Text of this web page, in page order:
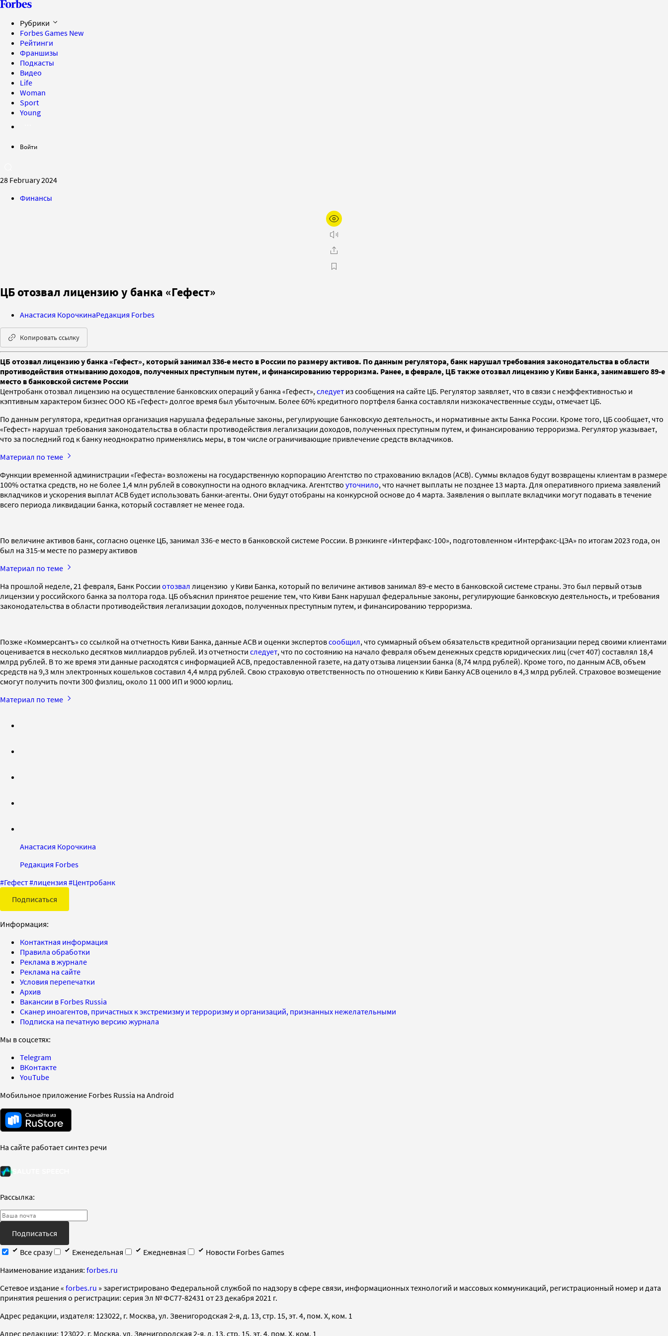
Рубрики
Forbes Games New
Рейтинги
Франшизы
Подкасты
Видео
Life
Woman
Sport
Young
Войти
28 February 2024
Финансы
ЦБ отозвал лицензию у банка «Гефест»
Анастасия КорочкинаРедакция Forbes
Копировать ссылку
ЦБ отозвал лицензию у банка «Гефест», который занимал 336-е место в России по размеру активов. По данным регулятора, банк нарушал требования законодательства в области
противодействия отмыванию доходов, полученных преступным путем, и финансированию терроризма. Ранее, в феврале, ЦБ также отозвал лицензию у Киви Банка, занимавшего 89-е
место в банковской системе России
Центробанк отозвал лицензию на осуществление банковских операций у банка «Гефест», следует из сообщения на сайте ЦБ. Регулятор заявляет, что в связи с неэффективностью и
кэптивным характером бизнес ООО КБ «Гефест» долгое время был убыточным. Более 60% кредитного портфеля банка составляли низкокачественные ссуды, отмечает ЦБ.
По данным регулятора, кредитная организация нарушала федеральные законы, регулирующие банковскую деятельность, и нормативные акты Банка России. Кроме того, ЦБ сообщает, что
«Гефест» нарушал требования законодательства в области противодействия легализации доходов, полученных преступным путем, и финансированию терроризма. Регулятор указывает,
что за последний год к банку неоднократно применялись меры, в том числе ограничивающие привлечение средств вкладчиков.
Материал по теме
Функции временной администрации «Гефеста» возложены на государственную корпорацию Агентство по страхованию вкладов (АСВ). Суммы вкладов будут возвращены клиентам в размере
100% остатка средств, но не более 1,4 млн рублей в совокупности на одного вкладчика. Агентство уточнило, что начнет выплаты не позднее 13 марта. Для оперативного приема заявлений
вкладчиков и ускорения выплат АСВ будет использовать банки-агенты. Они будут отобраны на конкурсной основе до 4 марта. Заявления о выплате вкладчики могут подавать в течение
всего периода ликвидации банка, который составляет не менее года.
По величине активов банк, согласно оценке ЦБ, занимал 336-е место в банковской системе России. В рэнкинге «Интерфакс-100», подготовленном «Интерфакс-ЦЭА» по итогам 2023 года, он
был на 315-м месте по размеру активов
Материал по теме
На прошлой неделе, 21 февраля, Банк России отозвал лицензию у Киви Банка, который по величине активов занимал 89-е место в банковской системе страны. Это был первый отзыв
лицензии у российского банка за полтора года. ЦБ объяснил принятое решение тем, что Киви Банк нарушал федеральные законы, регулирующие банковскую деятельность, и требования
законодательства в области противодействия легализации доходов, полученных преступным путем, и финансированию терроризма.
Позже «Коммерсантъ» со ссылкой на отчетность Киви Банка, данные АСВ и оценки экспертовсообщил, что суммарный объем обязательств кредитной организации перед своими клиентами
оценивается в несколько десятков миллиардов рублей. Из отчетности следует, что по состоянию на начало февраля объем денежных средств юридических лиц (счет 407) составлял 18,4
млрд рублей. В то же время эти данные расходятся с информацией АСВ, предоставленной газете, на дату отзыва лицензии банка (8,74 млрд рублей). Кроме того, по данным АСВ, объем
средств на 9,3 млн электронных кошельков составил 4,4 млрд рублей. Свою страховую ответственность по отношению к Киви Банку АСВ оценило в 4,3 млрд рублей. Страховое возмещение
смогут получить почти 300 физлиц, около 11 000 ИП и 9000 юрлиц.
Материал по теме
Анастасия Корочкина
Редакция Forbes
#Гефест#лицензия #Центробанк
Подписаться
Информация:
Контактная информация
Правила обработки
Реклама в журнале
Реклама на сайте
Условия перепечатки
Архив
Вакансии в Forbes Russia
Сканер иноагентов, причастных к экстремизму и терроризму и организаций, признанных нежелательными
Подписка на печатную версию журнала
Мы в соцсетях:
Telegram
ВКонтакте
YouTube
Мобильное приложение Forbes Russia на Android
На сайте работает синтез речи
Рассылка:
Подписаться
Все сразу
Еженедельная Ежедневная
Новости Forbes Games
Наименование издания: forbes.ru
Cетевое издание « forbes.ru » зарегистрировано Федеральной службой по надзору в сфере связи, информационных технологий и массовых коммуникаций, регистрационный номер и дата
принятия решения о регистрации: серия Эл № ФС77-82431 от 23 декабря 2021 г.
Адрес редакции, издателя: 123022, г. Москва, ул. Звенигородская 2-я, д. 13, стр. 15, эт. 4, пом. X, ком. 1
Адрес редакции: 123022, г. Москва, ул. Звенигородская 2-я, д. 13, стр. 15, эт. 4, пом. X, ком. 1